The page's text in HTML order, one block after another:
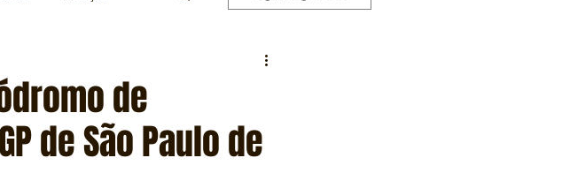
e Equipamentos
de
de São Paulo de